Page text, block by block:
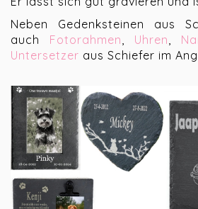
Neben Gedenksteinen aus
auch Fotorahmen, Uhren,
Untersetzer aus Schiefer im